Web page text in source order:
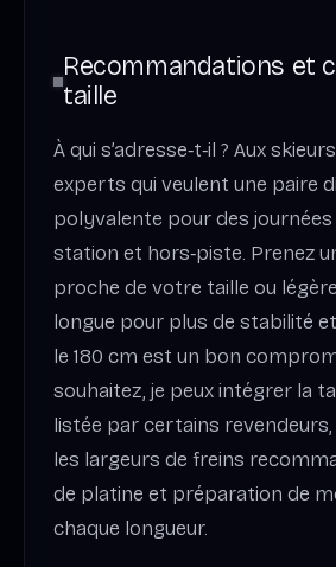
Recommandations et
taille
À qui s’adresse‑t‑il ? Aux
experts qui veulent une paire
polyvalente pour des journées
station et hors‑piste. Prenez
proche de votre taille ou
longue pour plus de stabilité
le 180 cm est un bon
souhaitez, je peux intégrer la
listée par certains
les largeurs de freins
de platine et préparation de
chaque longueur.